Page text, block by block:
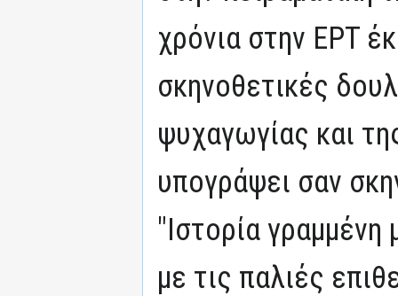
χρόνια στην ΕΡΤ
σκηνοθετικές
ψυχαγωγίας και
υπογράψει σαν
"Ιστορία
με τις παλιές